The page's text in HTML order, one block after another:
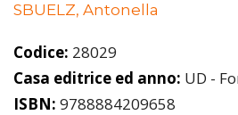
SBUELZ, Antonella
Codice: 28029
Casa editrice ed anno: UD -
ISBN: 9788884209658